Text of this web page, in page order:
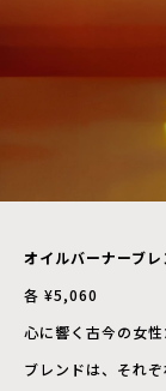
オイルバーナーブレ
各 ¥5,060
心に響く古今の女
ブレンドは、それ